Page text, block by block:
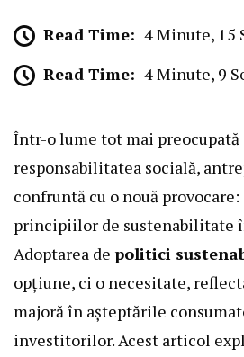
Read Time: 4 Minute, 15
Read Time: 4 Minute, 9
Într-o lume tot mai preocupată
responsabilitatea socială,
confruntă cu o nouă
principiilor de sustenabilitate
Adoptarea de politici
opțiune, ci o necesitate,
majoră în așteptările
investitorilor. Acest articol